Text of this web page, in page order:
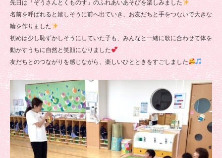
先日は「ぞうさんとくものす」のふれあいあそびを楽しみました
名前を呼ばれると嬉しそうに前へ出ていき、お友だちと手をつないで大きな
輪を作りました
初めは少し恥ずかしそうにしていた子も、みんなと一緒に歌に合わせて体を
動かすうちに自然と笑顔になりました
友だちとのつながりを感じながら、楽しいひとときをすごしました